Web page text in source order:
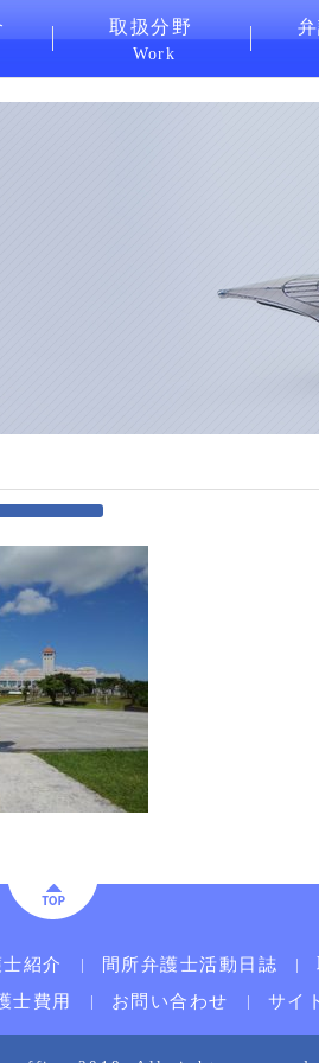
取扱分野
Work
紹介 間所弁護士活動日誌
士費用 お問い合わせ サイ